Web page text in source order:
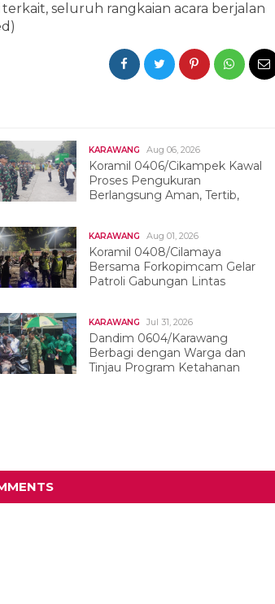
seluruh rangkaian acara berjalan
KARAWANG Aug 06, 2026
Koramil 0406/Cikampek Kawal
Proses Pengukuran
Berlangsung Aman, Tertib,
KARAWANG Aug 01, 2026
Koramil 0408/Cilamaya
Bersama Forkopimcam Gelar
Patroli Gabungan Lintas
KARAWANG Jul 31, 2026
Dandim 0604/Karawang
Berbagi dengan Warga dan
Tinjau Program Ketahanan